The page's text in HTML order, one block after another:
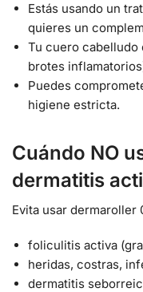
Estás usando un
quieres un
Tu cuero cabelludo
brotes
Puedes
higiene estricta.
Cuándo NO
dermatitis
Evita usar dermaroller
foliculitis activa
heridas, costras,
dermatitis